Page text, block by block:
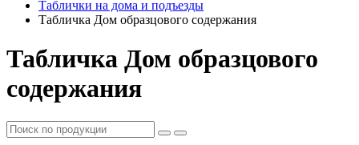
Таблички на дома и подъезды
Табличка Дом образцового содержания
Табличка Дом образцового
содержания